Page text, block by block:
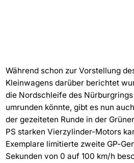
Während schon zur Vorstellung
Kleinwagens darüber berichtet
die Nordschleife des
umrunden könnte, gibt es nun auch
der gezeiteten Runde in der
PS starken Vierzylinder-Motors
Exemplare limitierte zweite GP-
Sekunden von 0 auf 100 km/h